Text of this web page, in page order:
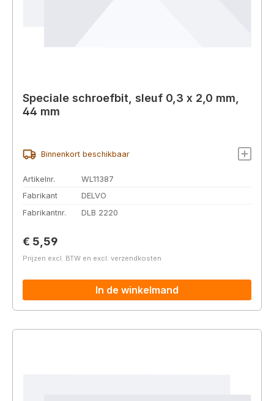
Speciale schroefbit, sleuf 0,3 x 2,0 mm,
44 mm
Binnenkort beschikbaar
Artikelnr.
WL11387
Fabrikant
DELVO
Fabrikantnr.
DLB 2220
Normale prijs:
€ 5,59
Prijzen excl. BTW en excl. verzendkosten
In de winkelmand